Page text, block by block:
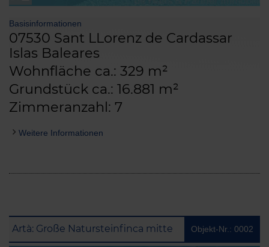
Basisinformationen
07530 Sant LLorenz de Cardassar
Islas Baleares
Wohnfläche ca.: 329 m²
Grundstück ca.: 16.881 m²
Zimmeranzahl: 7
Weitere Informationen
Objekt-Nr.: 0002